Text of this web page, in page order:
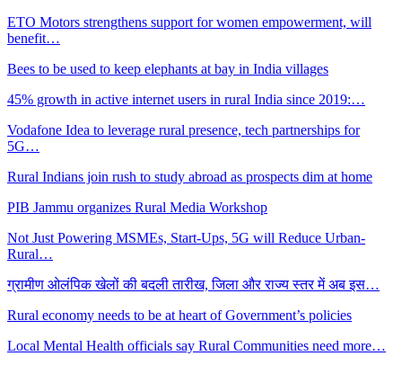
ETO Motors strengthens support for women empowerment, will
benefit…
Bees to be used to keep elephants at bay in India villages
45% growth in active internet users in rural India since 2019:…
Vodafone Idea to leverage rural presence, tech partnerships for
5G…
Rural Indians join rush to study abroad as prospects dim at home
PIB Jammu organizes Rural Media Workshop
Not Just Powering MSMEs, Start-Ups, 5G will Reduce Urban-
Rural…
ग्रामीण ओलंपिक खेलों की बदली तारीख, जिला और राज्य स्तर में अब इस…
Rural economy needs to be at heart of Government’s policies
Local Mental Health officials say Rural Communities need more…